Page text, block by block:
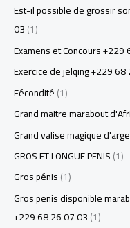
Est-il possible de grossir
03(1)
Examens et Concours
Exercice de jelqing +229
Fécondité(1)
Grand maitre marabout
Grand valise magique
GROS ET LONGUE PENIS(1)
Gros pénis(1)
Gros penis disponible
+229 68 26 07 03(1)